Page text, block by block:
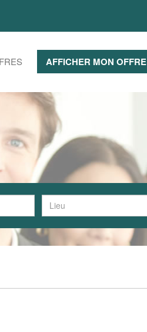
AFFICHER MON OFFRE